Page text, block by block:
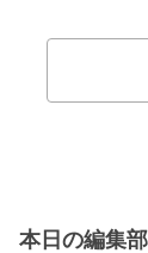
本日の編集